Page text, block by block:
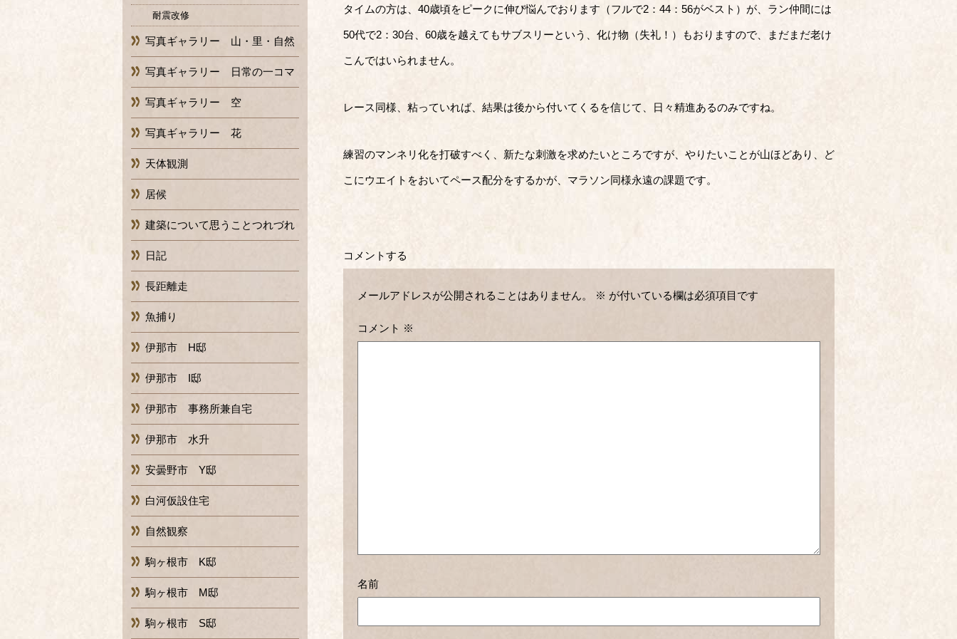
タイムの方は、40歳頃をピークに伸び悩んでおります（フルで2：44：56がベスト）が、ラン仲間には
50代で2：30台、60歳を越えてもサブスリーという、化け物（失礼！）もおりますので、まだまだ老け
こんではいられません。
レース同様、粘っていれば、結果は後から付いてくるを信じて、日々精進あるのみですね。
練習のマンネリ化を打破すべく、新たな刺激を求めたいところですが、やりたいことが山ほどあり、ど
こにウエイトをおいてペース配分をするかが、マラソン同様永遠の課題です。
コメントする
メールアドレスが公開されることはありません。 ※ が付いている欄は必須項目です
コメント ※
名前
耐震改修
写真ギャラリー 山・里・自然
写真ギャラリー 日常の一コマ
写真ギャラリー 空
写真ギャラリー 花
天体観測
居候
建築について思うことつれづれ
日記
長距離走
魚捕り
伊那市 H邸
伊那市 I邸
伊那市 事務所兼自宅
伊那市 水升
安曇野市 Y邸
白河仮設住宅
自然観察
駒ヶ根市 K邸
駒ヶ根市 M邸
駒ヶ根市 S邸